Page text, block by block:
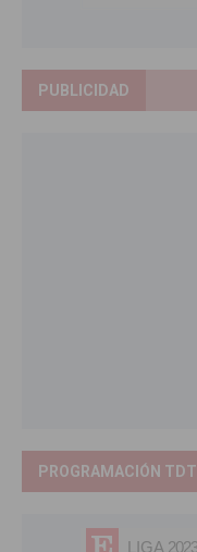
PUBLICIDAD
PROGRAMACIÓN TDT